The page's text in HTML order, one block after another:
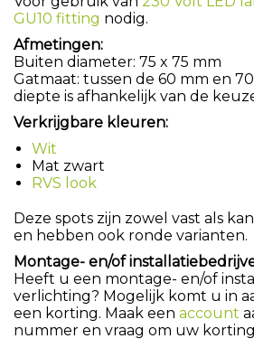
GU10 fitting nodig.
Afmetingen:
Buiten diameter: 75 x 75 mm
Gatmaat: tussen de 60 mm en
diepte is afhankelijk van de
Verkrijgbare kleuren:
Wit
Mat zwart
RVS look
Deze spots zijn zowel vast als
en hebben ook ronde varianten.
Montage- en/of
Heeft u een montage- en/of
verlichting? Mogelijk komt u in
een korting. Maak een account
nummer en vraag om uw